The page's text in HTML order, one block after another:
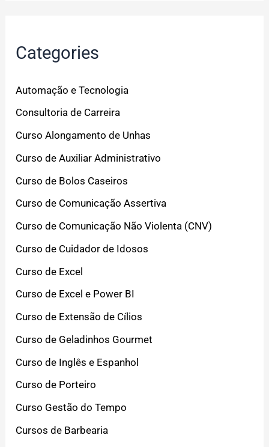
Categories
Automação e Tecnologia
Consultoria de Carreira
Curso Alongamento de Unhas
Curso de Auxiliar Administrativo
Curso de Bolos Caseiros
Curso de Comunicação Assertiva
Curso de Comunicação Não Violenta (CNV)
Curso de Cuidador de Idosos
Curso de Excel
Curso de Excel e Power BI
Curso de Extensão de Cílios
Curso de Geladinhos Gourmet
Curso de Inglês e Espanhol
Curso de Porteiro
Curso Gestão do Tempo
Cursos de Barbearia